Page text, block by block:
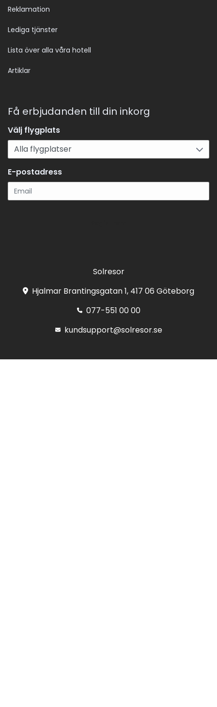
Reklamation
Lediga tjänster
Lista över alla våra hotell
Artiklar
Få erbjudanden till din inkorg
Välj flygplats
E-postadress
Solresor
Hjalmar Brantingsgatan 1, 417 06 Göteborg
077-551 00 00
kundsupport@solresor.se